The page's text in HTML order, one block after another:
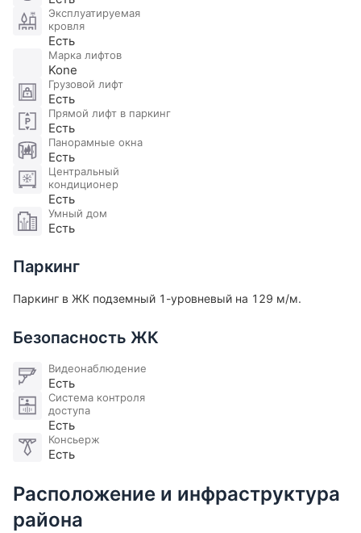
Сад им. Баумана, Артплей, Винзавод, торговый
центр Атриум и Кремль. Участник ассоциации
AREA.
Эксплуатируемая
кровля
Есть
Марка лифтов
Kone
Грузовой лифт
Есть
Прямой лифт в паркинг
Есть
Панорамные окна
Есть
Центральный
кондиционер
Есть
Умный дом
Есть
Паркинг
Паркинг в ЖК подземный 1-уровневый на 129 м/м.
Безопасность ЖК
Видеонаблюдение
Есть
Система контроля
доступа
Есть
Консьерж
Есть
Расположение и инфраструктура
района